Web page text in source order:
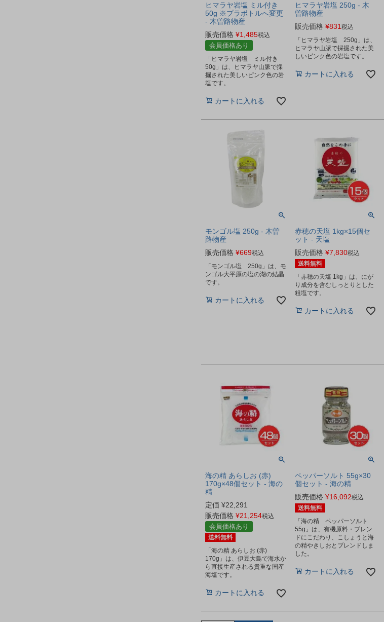
ヒマラヤ岩塩 ミル付き
50g ※プラボトルへ変更
- 木曽路物産
販売価格 ¥1,485税込
会員価格あり
「ヒマラヤ岩塩 ミル付き
50g」は、ヒマラヤ山脈で採
掘された美しいピンク色の岩
塩です。
カートに入れる
ヒマラヤ岩塩 250g - 木
曽路物産
販売価格 ¥831 税込
「ヒマラヤ岩塩 250g」は、
ヒマラヤ山脈で採掘された美
しいピンク色の岩塩です。
カートに入れる
モンゴル塩 250g - 木曽
路物産
販売価格 ¥669税込
「モンゴル塩 250g」は、モ
ンゴル大平原の塩の湖の結晶
です。
カートに入れる
赤穂の天塩 1kg×15個セ
ット - 天塩
販売価格 ¥7,830税込
送料無料
「赤穂の天塩 1kg」は、にが
り成分を含むしっとりとした
粗塩です。
カートに入れる
海の精 あらしお (赤)
170g×48個セット - 海の
精
定価 ¥22,291
販売価格 ¥21,254税込
会員価格あり
送料無料
「海の精 あらしお (赤)
170g」は、伊豆大島で海水か
ら直接生産される貴重な国産
海塩です。
カートに入れる
ペッパーソルト 55g×30
個セット - 海の精
販売価格 ¥16,092税込
送料無料
「海の精 ペッパーソルト
55g」は、有機原料・ブレン
ドにこだわり、こしょうと海
の精やきしおとブレンドしま
した。
カートに入れる